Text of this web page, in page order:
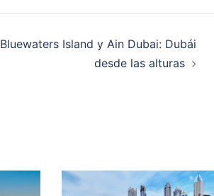
Bluewaters Island y Ain Dubai: Dubái
desde las alturas